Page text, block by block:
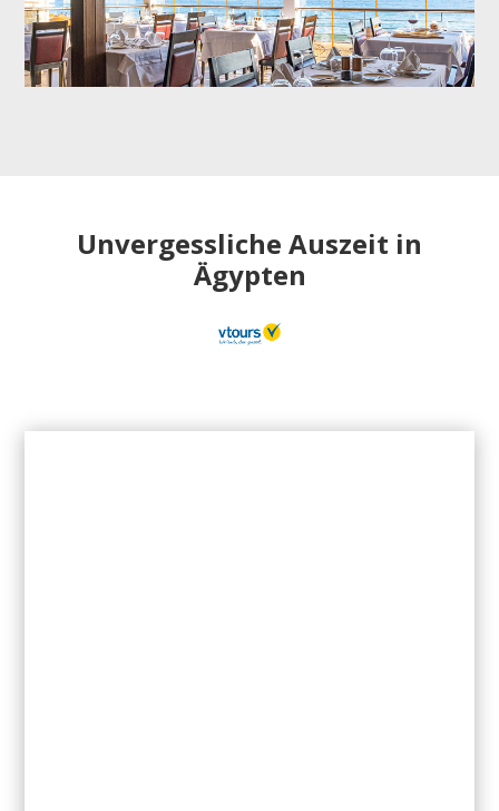
Unvergessliche Auszeit in
Ägypten